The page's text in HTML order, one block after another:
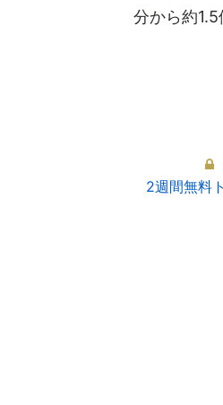
分から約
2週間無料